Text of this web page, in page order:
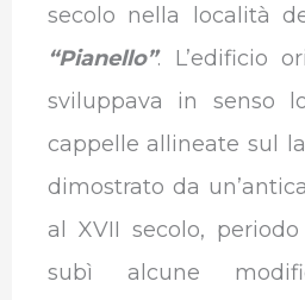
secolo nella località
“Pianello”. L’edificio
sviluppava in senso
cappelle allineate sul
dimostrato da
al XVII secolo,
subì alcune